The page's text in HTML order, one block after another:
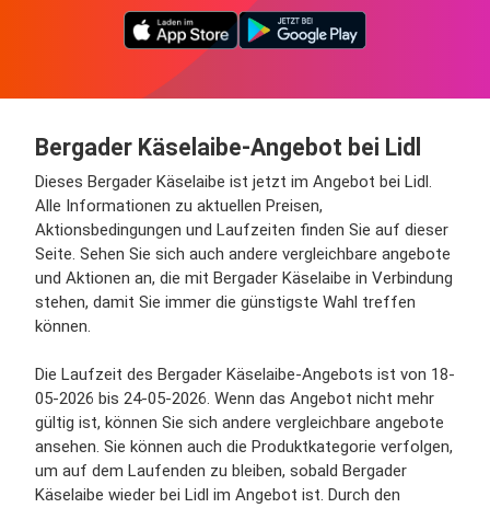
Bergader Käselaibe-Angebot bei Lidl
Dieses Bergader Käselaibe ist jetzt im Angebot bei Lidl.
Alle Informationen zu aktuellen Preisen,
Aktionsbedingungen und Laufzeiten finden Sie auf dieser
Seite. Sehen Sie sich auch andere vergleichbare angebote
und Aktionen an, die mit Bergader Käselaibe in Verbindung
stehen, damit Sie immer die günstigste Wahl treffen
können.
Die Laufzeit des Bergader Käselaibe-Angebots ist von 18-
05-2026 bis 24-05-2026. Wenn das Angebot nicht mehr
gültig ist, können Sie sich andere vergleichbare angebote
ansehen. Sie können auch die Produktkategorie verfolgen,
um auf dem Laufenden zu bleiben, sobald Bergader
Käselaibe wieder bei Lidl im Angebot ist. Durch den